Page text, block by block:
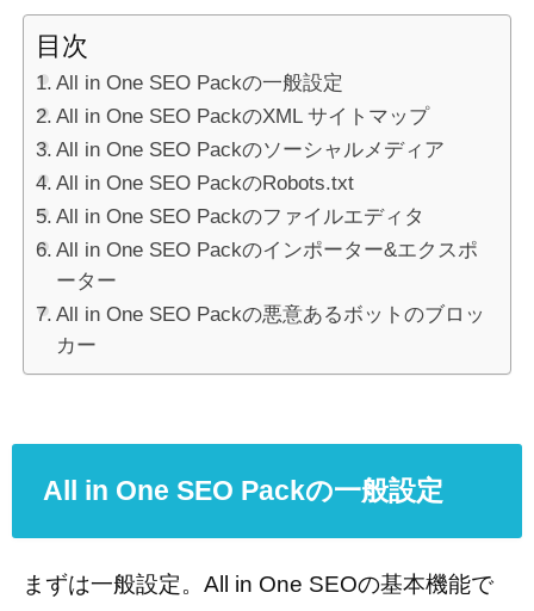
目次
All in One SEO Packの一般設定
All in One SEO PackのXML サイトマップ
All in One SEO Packのソーシャルメディア
All in One SEO PackのRobots.txt
All in One SEO Packのファイルエディタ
All in One SEO Packのインポーター&エクスポ
ーター
All in One SEO Packの悪意あるボットのブロッ
カー
All in One SEO Packの一般設定
まずは一般設定。All in One SEOの基本機能で